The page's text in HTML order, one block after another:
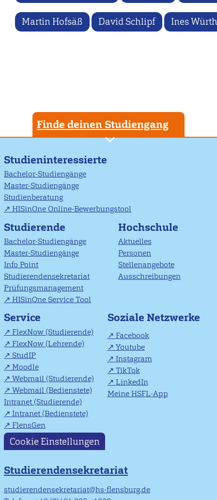
Martin Hofsäß David Schlipf Ines
Finde deinen Studiengang
Studieninteressierte
Bachelor-Studiengänge
Master-Studiengänge
Studienberatung
HISinOne Online-Bewerbungstool
Studierende
Bachelor-Studiengänge
Master-Studiengänge
Info Point
Studierendensekretariat
Prüfungsmanagement
HISinOne Service Tool
Hochschule
Aktuelles
Personen
Stellenangebote
Ausschreibungen
Service
FlexNow (Studierende)
FlexNow (Lehrende)
StudIP
Moodle
Webmail (Studierende)
Webmail (Bedienstete)
Intranet (Studierende)
Intranet (Bedienstete)
FlensGen
Soziale Netzwerke
Facebook
Youtube
Instagram
TikTok
LinkedIn
Meine HSFL-App
Cookie Einstellungen
Studierendensekretariat
studierendensekretariat@hs-flensburg.de